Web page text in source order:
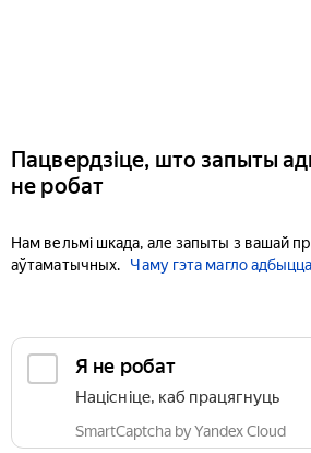
Пацвердзіце, што запыты
не робат
Нам вельмі шкада, але запыты з вашай
аўтаматычных.
Чаму гэта магло
Я не робат
Націсніце, каб працягнуць
SmartCaptcha by Yandex Cloud